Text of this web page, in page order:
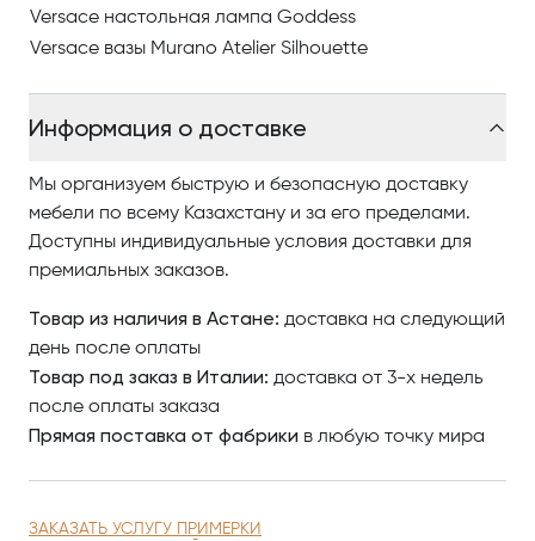
Дизайн переосмысливает коды бренда Versace
Home с эстетическим нонконформизмом и
соблазном, который отчетливо присущ Versace, будь
то мода бренда или дизайн интерьера. Мотив La
который был ключевой особенностью модных
коллекций Versace, появляется в декоре интерьера
с почти архитектурной трехмерностью.
Коллекция Stiletto пополняется многими новыми
чертами, которые здесь выражены в чистоте
тотального белого цвета, а также в изысканных
оттенках бежевого и выжженного коричневого.
Коллекция говорит о ноу-хау, творчестве и чистом
искусству, мифологии, эклектичному декору и
Versace настольная лампа Goddess
Versace вазы Murano Atelier Silhouette
Информация о доставке
Мы организуем быструю и безопасную доставку
мебели по всему Казахстану и за его пределами.
Доступны индивидуальные условия доставки для
премиальных заказов.
Товар из наличия в Астане: доставка на следующий
день после оплаты
Товар под заказ в Италии: доставка от 3-х недель
после оплаты заказа
Прямая поставка от фабрики в любую точку мира
ЗАКАЗАТЬ УСЛУГУ ПРИМЕРКИ